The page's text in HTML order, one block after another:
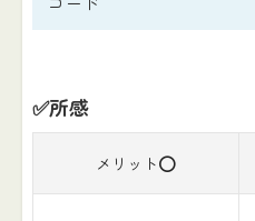
✅所感
メリット⭕️